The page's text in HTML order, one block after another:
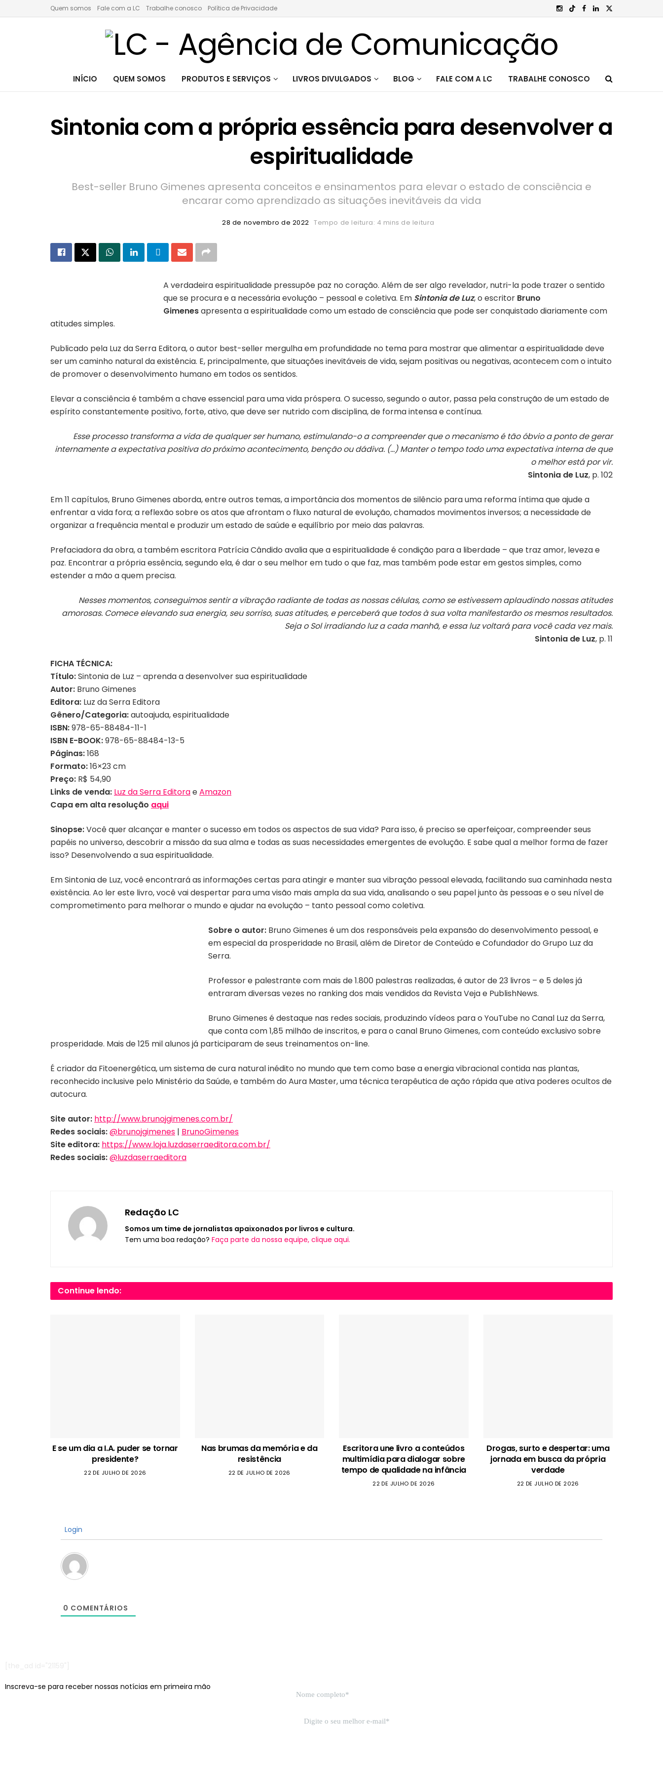
Quem somos Fale com a LC Trabalhe conosco Política de Privacidade
INÍCIO QUEM SOMOS PRODUTOS E SERVIÇOS LIVROS DIVULGADOS BLOG FALE COM A LC TRABALHE CONOSCO
Sintonia com a própria essência para desenvolver a
espiritualidade
Best-seller Bruno Gimenes apresenta conceitos e ensinamentos para elevar o estado de consciência e
encarar como aprendizado as situações inevitáveis da vida
28 de novembro de 2022 Tempo de leitura: 4 mins de leitura
A verdadeira espiritualidade pressupõe paz no coração. Além de ser algo revelador, nutri-la pode trazer o sentido
que se procura e a necessária evolução – pessoal e coletiva. Em Sintonia de Luz, o escritor Bruno
Gimenesapresenta a espiritualidade como um estado de consciência que pode ser conquistado diariamente com
atitudes simples.
Publicado pela Luz da Serra Editora, o autor best-seller mergulha em profundidade no tema para mostrar que alimentar a espiritualidade deve
ser um caminho natural da existência. E, principalmente, que situações inevitáveis de vida, sejam positivas ou negativas, acontecem com o intuito
de promover o desenvolvimento humano em todos os sentidos.
Elevar a consciência é também a chave essencial para uma vida próspera. O sucesso, segundo o autor, passa pela construção de um estado de
espírito constantemente positivo, forte, ativo, que deve ser nutrido com disciplina, de forma intensa e contínua.
Esse processo transforma a vida de qualquer ser humano, estimulando-o a compreender que o mecanismo é tão óbvio a ponto de gerar
internamente a expectativa positiva do próximo acontecimento, benção ou dádiva. (…) Manter o tempo todo uma expectativa interna de que
o melhor está por vir.
Sintonia de Luz, p. 102
Em 11 capítulos, Bruno Gimenes aborda, entre outros temas, a importância dos momentos de silêncio para uma reforma íntima que ajude a
enfrentar a vida fora; a reflexão sobre os atos que afrontam o fluxo natural de evolução, chamados movimentos inversos; a necessidade de
organizar a frequência mental e produzir um estado de saúde e equilíbrio por meio das palavras.
Prefaciadora da obra, a também escritora Patrícia Cândido avalia que a espiritualidade é condição para a liberdade – que traz amor, leveza e
paz. Encontrar a própria essência, segundo ela, é dar o seu melhor em tudo o que faz, mas também pode estar em gestos simples, como
estender a mão a quem precisa.
Nesses momentos, conseguimos sentir a vibração radiante de todas as nossas células, como se estivessem aplaudindo nossas atitudes
amorosas. Comece elevando sua energia, seu sorriso, suas atitudes, e perceberá que todos à sua volta manifestarão os mesmos resultados.
Seja o Sol irradiando luz a cada manhã, e essa luz voltará para você cada vez mais.
Sintonia de Luz, p. 11
FICHA TÉCNICA:
Título:Sintonia de Luz – aprenda a desenvolver sua espiritualidade
Autor: Bruno Gimenes
Editora: Luz da Serra Editora
Gênero/Categoria:autoajuda, espiritualidade
ISBN:978-65-88484-11-1
ISBN E-BOOK:978-65-88484-13-5
Páginas:168
Formato:16×23 cm
Preço: R$ 54,90
Links de venda: Luz da Serra EditoraeAmazon
Capa em alta resolução aqui
Sinopse:Você quer alcançar e manter o sucesso em todos os aspectos de sua vida? Para isso, é preciso se aperfeiçoar, compreender seus
papéis no universo, descobrir a missão da sua alma e todas as suas necessidades emergentes de evolução. E sabe qual a melhor forma de fazer
isso? Desenvolvendo a sua espiritualidade.
Em Sintonia de Luz, você encontrará as informações certas para atingir e manter sua vibração pessoal elevada, facilitando sua caminhada nesta
existência. Ao ler este livro, você vai despertar para uma visão mais ampla da sua vida, analisando o seu papel junto às pessoas e o seu nível de
comprometimento para melhorar o mundo e ajudar na evolução – tanto pessoal como coletiva.
Sobre o autor: Bruno Gimenes é um dos responsáveis pela expansão do desenvolvimento pessoal, e
em especial da prosperidade no Brasil, além de Diretor de Conteúdo e Cofundador do Grupo Luz da
Serra.
Professor e palestrante com mais de 1.800 palestras realizadas, é autor de 23 livros – e 5 deles já
entraram diversas vezes no ranking dos mais vendidos da Revista Veja e PublishNews.
Bruno Gimenes é destaque nas redes sociais, produzindo vídeos para o YouTube no Canal Luz da Serra,
que conta com 1,85 milhão de inscritos, e para o canal Bruno Gimenes, com conteúdo exclusivo sobre
prosperidade. Mais de 125 mil alunos já participaram de seus treinamentos on-line.
É criador da Fitoenergética, um sistema de cura natural inédito no mundo que tem como base a energia vibracional contida nas plantas,
reconhecido inclusive pelo Ministério da Saúde, e também do Aura Master, uma técnica terapêutica de ação rápida que ativa poderes ocultos de
autocura.
Site autor: http://www.brunojgimenes.com.br/
Redes sociais:@brunojgimenes | BrunoGimenes
Site editora: https://www.loja.luzdaserraeditora.com.br/
Redes sociais:@luzdaserraeditora
Redação LC
Somos um time de jornalistas apaixonados por livros e cultura.
Tem uma boa redação? Faça parte da nossa equipe, clique aqui.
Continue lendo:
E se um dia a I.A. puder se tornar
presidente?
22 DE JULHO DE 2026
Nas brumas da memória e da
resistência
22 DE JULHO DE 2026
Escritora une livro a conteúdos
multimídia para dialogar sobre
tempo de qualidade na infância
22 DE JULHO DE 2026
Drogas, surto e despertar: uma
jornada em busca da própria
verdade
22 DE JULHO DE 2026
Login
0 COMENTÁRIOS
Inscreva-se para receber nossas notícias em primeira mão